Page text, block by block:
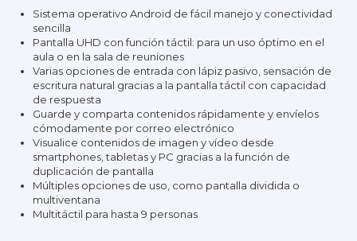
Sistema operativo Android de fácil manejo y conectividad
sencilla
Pantalla UHD con función táctil: para un uso óptimo en el
aula o en la sala de reuniones
Varias opciones de entrada con lápiz pasivo, sensación de
escritura natural gracias a la pantalla táctil con capacidad
de respuesta
Guarde y comparta contenidos rápidamente y envíelos
cómodamente por correo electrónico
Visualice contenidos de imagen y vídeo desde
smartphones, tabletas y PC gracias a la función de
duplicación de pantalla
Múltiples opciones de uso, como pantalla dividida o
multiventana
Multitáctil para hasta 9 personas